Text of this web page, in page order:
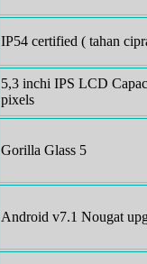
IP54 certified ( tahan
5,3 inchi IPS LCD
pixels
Gorilla Glass 5
Android v7.1 Nougat